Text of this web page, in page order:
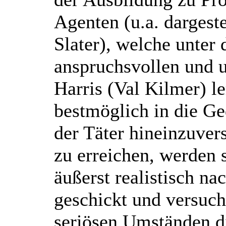
Agenten (u.a.
Slater), welche unter
anspruchsvollen und
Harris (Val Kilmer)
bestmöglich in die
der Täter
zu erreichen, werden
äußerst realistisch
geschickt und
seriösen Umständen